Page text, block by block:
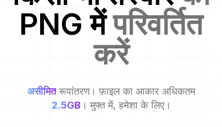
PNG मेंपरिवर्तित
करें
असीमित रूपांतरण। फ़ाइल का आकार अधिकतम
2.5GB । मुफ्त में, हमेशा के लिए।